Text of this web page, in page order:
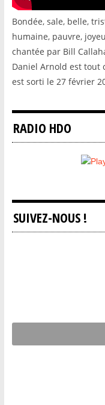
Bondée, sale, belle,
humaine, pauvre,
chantée par Bill
Daniel Arnold est tout
est sorti le 27 février
RADIO HDO
SUIVEZ-NOUS !